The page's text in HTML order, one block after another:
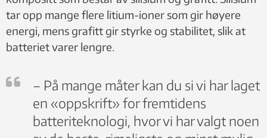
tar opp mange flere litium-ioner som gir høyere
energi, mens grafitt gir styrke og stabilitet, slik at
batteriet varer lengre.
– På mange måter kan du si vi har laget
en «oppskrift» for fremtidens
batteriteknologi, hvor vi har valgt noen